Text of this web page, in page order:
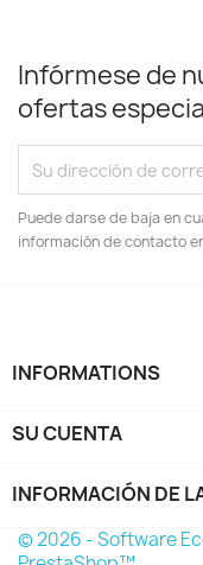
Infórmese de
ofertas
Puede darse de baja en
información de contacto
INFORMATIONS
SU CUENTA
INFORMACIÓN DE
© 2026 - Software